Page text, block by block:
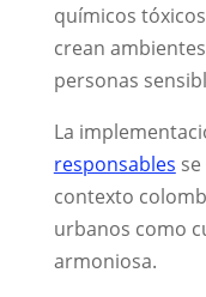
químicos
crean
personas
La
responsables
contexto
urbanos como
armoniosa.